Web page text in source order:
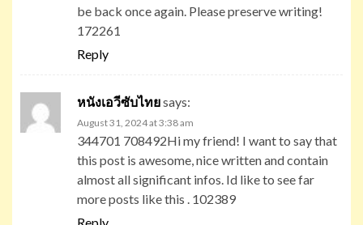
be back once again. Please preserve writing!
172261
Reply
หนังเอวีซับไทยsays:
August 31, 2024 at 3:38 am
344701 708492Hi my friend! I want to say that
this post is awesome, nice written and contain
almost all significant infos. Id like to see far
more posts like this . 102389
Reply